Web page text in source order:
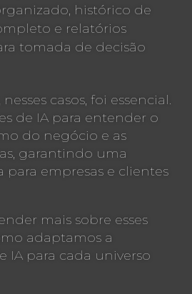
histórico de
e relatórios
tomada de decisão
casos, foi essencial.
de IA para entender o
do negócio e as
garantindo uma
para empresas e clientes
mais sobre esses
adaptamos a
IA para cada universo